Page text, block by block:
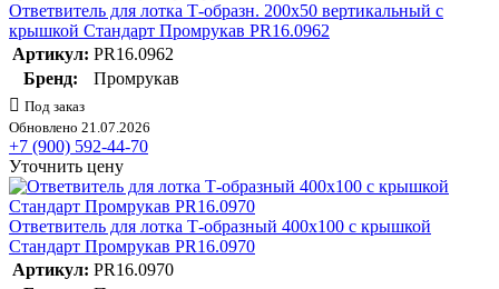
Ответвитель для лотка Т-образн. 200х50 вертикальный с
крышкой Стандарт Промрукав PR16.0962
Артикул: PR16.0962
Бренд:
Промрукав
Под заказ
Обновлено 21.07.2026
+7 (900) 592-44-70
Уточнить цену
Ответвитель для лотка Т-образный 400х100 с крышкой
Стандарт Промрукав PR16.0970
Артикул: PR16.0970